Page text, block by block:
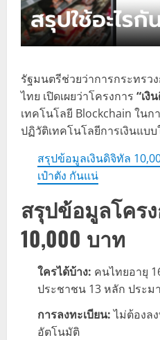
รัฐมนตรีช่วยว่าการกระทรว
ไทย เปิดเผยว่าโครงการ “เงิ
เทคโนโลยี Blockchain ในก
ปฏิวัติเทคโนโลยีการเงินแบ
สรุปข้อมูลเงินดิจิทัล
เป๋าตัง กันแน่
สรุปข้อมูลโคร
10,000 บาท
ใครได้บ้าง: คนไทยอายุ
ประชาชน 13 หลัก ประ
การลงทะเบียน:ไม่ต้องล
อัตโนมัติ